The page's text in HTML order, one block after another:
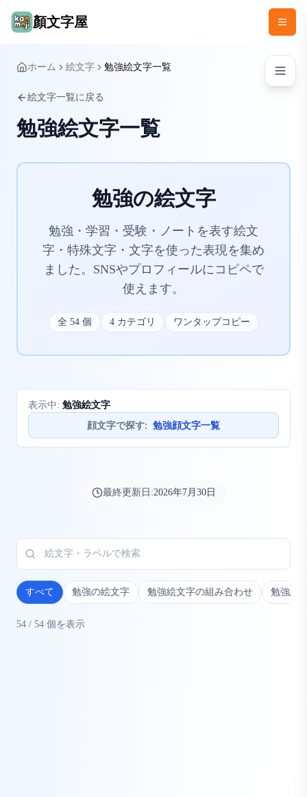
顏文字屋
ホーム 絵文字 勉強絵文字一覧
絵文字一覧に戻る
勉強絵文字一覧
勉強の絵文字
勉強・学習・受験・ノートを表す絵文
字・特殊文字・文字を使った表現を集め
ました。SNSやプロフィールにコピペで
使えます。
全 54個 4カテゴリ ワンタップコピー
表示中: 勉強絵文字
顔文字で探す: 勉強顔文字一覧
最終更新日:2026年7月30日
すべて 勉強の絵文字 勉強絵文字の組み合わせ 勉強絵
54 / 54 個を表示